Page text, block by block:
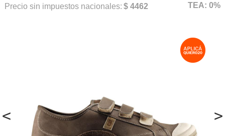
< >
Precio sin impuestos nacionales: $ 4462 TEA: 0%